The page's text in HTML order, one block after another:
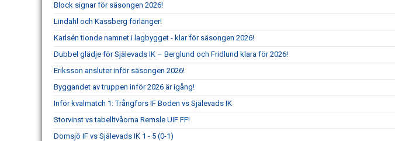
Block signar för säsongen 2026!
Lindahl och Kassberg förlänger!
Karlsén tionde namnet i lagbygget - klar för säsongen 2026!
Dubbel glädje för Själevads IK – Berglund och Fridlund klara för 2026!
Eriksson ansluter inför säsongen 2026!
Byggandet av truppen inför 2026 är igång!
Inför kvalmatch 1: Trångfors IF Boden vs Själevads IK
Storvinst vs tabelltvåorna Remsle UIF FF!
Domsjö IF vs Själevads IK 1 - 5 (0-1)